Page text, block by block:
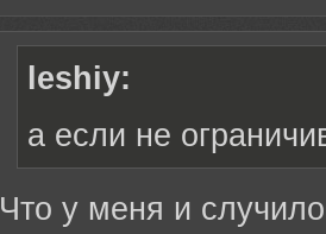
leshiy:
а если не
Что у меня и